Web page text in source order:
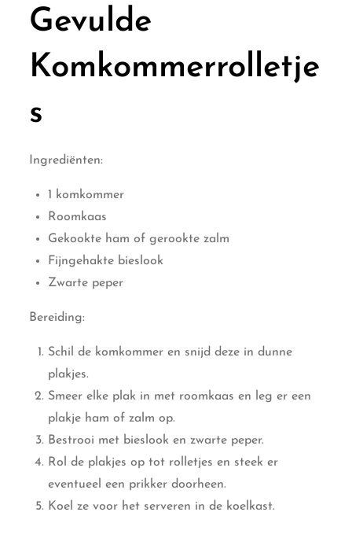
Gevulde
Komkommerrolletje
s
Ingrediënten:
1 komkommer
Roomkaas
Gekookte ham of gerookte zalm
Fijngehakte bieslook
Zwarte peper
Bereiding:
Schil de komkommer en snijd deze in dunne
plakjes.
Smeer elke plak in met roomkaas en leg er een
plakje ham of zalm op.
Bestrooi met bieslook en zwarte peper.
Rol de plakjes op tot rolletjes en steek er
eventueel een prikker doorheen.
Koel ze voor het serveren in de koelkast.